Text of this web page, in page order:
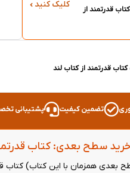
قدرتمند از
کلیک کنید
قدرتمند از کتاب لند
تضمین کیفیت پشتیبانی
سطح بعدی: کتاب
این کتاب) کتاب قدرتمند می‌توانید از 5 درصد تخفیف